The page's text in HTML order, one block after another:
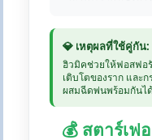
💎 เหตุผลที่ใช้คู่กัน:
ฮิวมิคช่วยให้ฟอสฟอ
เติบโตของราก และ
ผสมฉีดพ่นพร้อมกันไ
💰 สตาร์เฟ